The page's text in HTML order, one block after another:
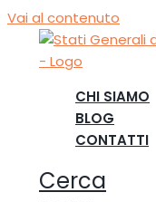
Vai al contenuto
CHI SIAMO
BLOG
CONTATTI
Cerca